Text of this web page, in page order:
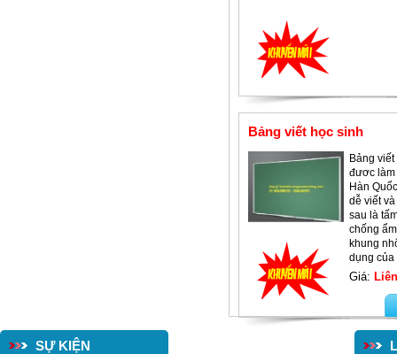
Bảng viết học sinh
Bảng
đươc làm
Hàn
dễ viết
sau là
chống
khung
dụng
Giá:
SỰ KIỆN